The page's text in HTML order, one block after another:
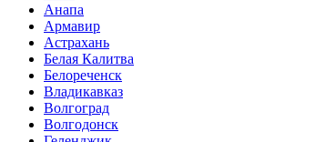
Анапа
Армавир
Астрахань
Белая Калитва
Белореченск
Владикавказ
Волгоград
Волгодонск